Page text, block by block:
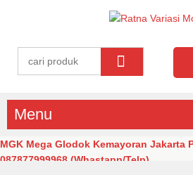
Menu
MGK Mega Glodok Kemayoran Jakarta
087877999968 (Whastapp/Telp)